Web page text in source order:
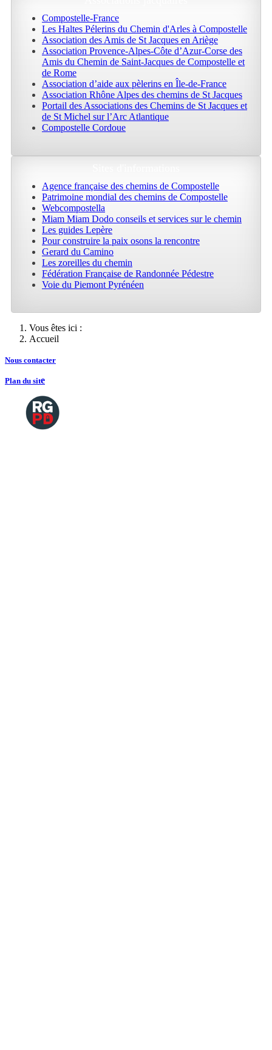
Compostelle-France
Les Haltes Pélerins du Chemin d'Arles à Compostelle
Association des Amis de St Jacques en Ariège
Association Provence-Alpes-Côte d’Azur-Corse des
Amis du Chemin de Saint-Jacques de Compostelle et
de Rome
Association d’aide aux pèlerins en Île-de-France
Association Rhône Alpes des chemins de St Jacques
Portail des Associations des Chemins de St Jacques et
de St Michel sur l’Arc Atlantique
Compostelle Cordoue
Agence française des chemins de Compostelle
Patrimoine mondial des chemins de Compostelle
Webcompostella
Miam Miam Dodo conseils et services sur le chemin
Les guides Lepère
Pour construire la paix osons la rencontre
Gerard du Camino
Les zoreilles du chemin
Fédération Française de Randonnée Pédestre
Voie du Piemont Pyrénéen
Vous êtes ici :
Accueil
Nous contacter
Plan du site